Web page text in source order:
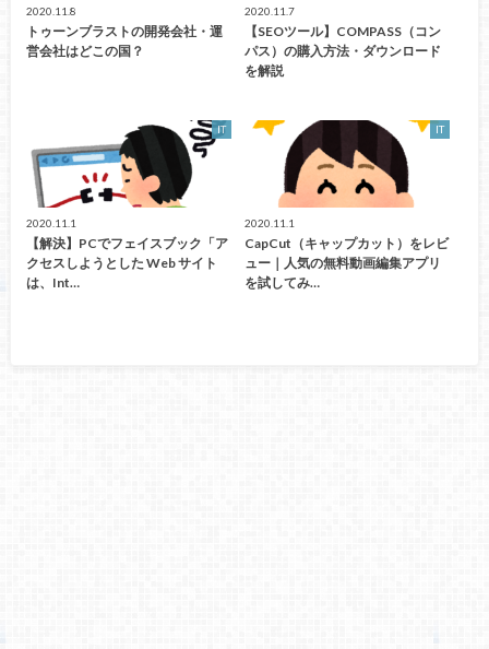
2020.11.8
トゥーンブラストの開発会社・運
営会社はどこの国？
2020.11.7
【SEOツール】COMPASS（コン
パス）の購入方法・ダウンロード
を解説
IT
2020.11.1
【解決】PCでフェイスブック「ア
クセスしようとした Web サイト
は、Int…
IT
2020.11.1
CapCut（キャップカット）をレビ
ュー｜人気の無料動画編集アプリ
を試してみ…